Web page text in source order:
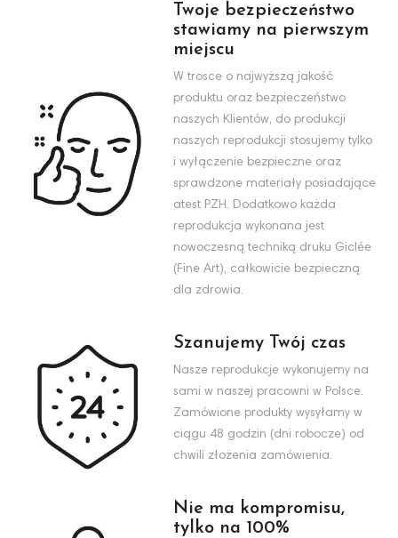
Twoje bezpieczeństwo
stawiamy na pierwszym
miejscu
W trosce o najwyższą jakość
produktu oraz bezpieczeństwo
naszych Klientów, do produkcji
naszych reprodukcji stosujemy tylko
i wyłączenie bezpieczne oraz
sprawdzone materiały posiadające
atest PZH. Dodatkowo każda
reprodukcja wykonana jest
nowoczesną techniką druku Giclée
(Fine Art), całkowicie bezpieczną
dla zdrowia.
Szanujemy Twój czas
Nasze reprodukcje wykonujemy na
sami w naszej pracowni w Polsce.
Zamówione produkty wysyłamy w
ciągu 48 godzin (dni robocze) od
chwili złożenia zamówienia.
Nie ma kompromisu,
tylko na 100%